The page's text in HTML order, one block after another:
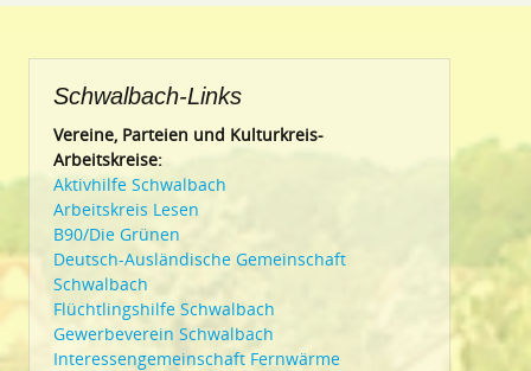
Schwalbach-Links
Vereine, Parteien und Kulturkreis-
Arbeitskreise:
Aktivhilfe Schwalbach
Arbeitskreis Lesen
B90/Die Grünen
Deutsch-Ausländische Gemeinschaft
Schwalbach
Flüchtlingshilfe Schwalbach
Gewerbeverein Schwalbach
Interessengemeinschaft Fernwärme